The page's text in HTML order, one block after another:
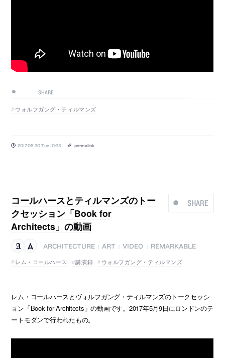
SHARE
ウォルフガング・ティルマンズ
2017.05.30 Tue 10:33 permalink
SHARE
コールハースとティルマンズのトー
クセッション「Book for
Architects」の動画
ARCHITECTURE ART VIDEO
REMARKABLE
レム・コールハース
講演録 ウォルフガング・ティルマンズ
レム・コールハースとヴォルフガング・ティルマンズのトークセッシ
ョン「Book for Architects」の動画です。2017年5月9日にロンドンのテ
ートモダンで行われたもの。